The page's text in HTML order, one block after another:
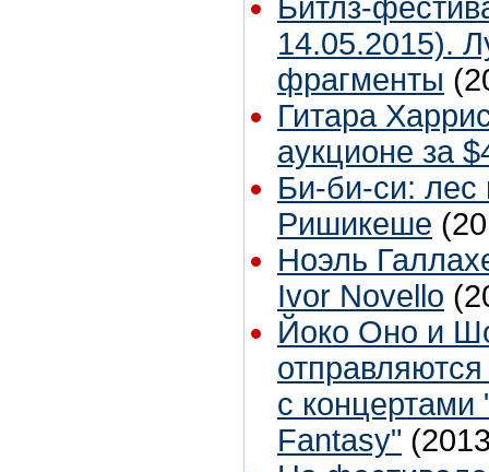
Битлз-
14.05.2015).
фрагменты
Гитара
аукционе за
Би-би-си: лес
Ришикеше
Ноэль
Ivor Novello
Йоко Оно и
с концертами
Fantasy"